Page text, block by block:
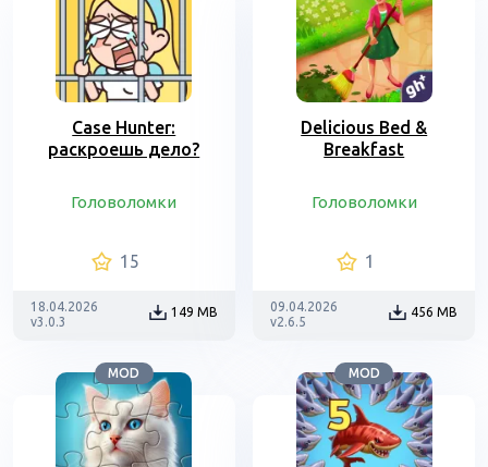
Case Hunter:
раскроешь дело?
Головоломки
15
18.04.2026
v3.0.3
149 MB
Delicious Bed &
Breakfast
Головоломки
1
09.04.2026
v2.6.5
456 MB
MOD MOD